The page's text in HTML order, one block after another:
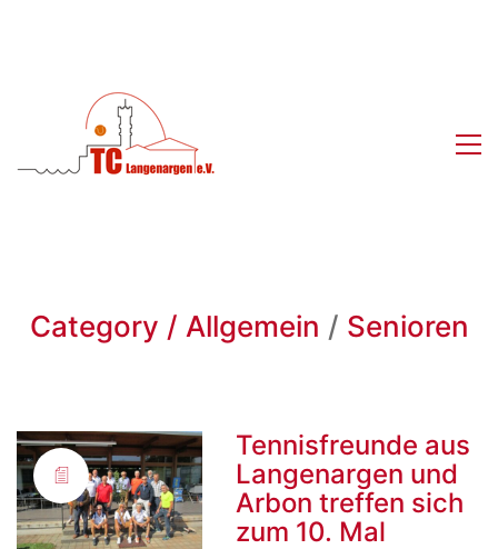
Category / Allgemein / Senioren
Tennisfreunde aus
Langenargen und
Arbon treffen sich
zum 10. Mal